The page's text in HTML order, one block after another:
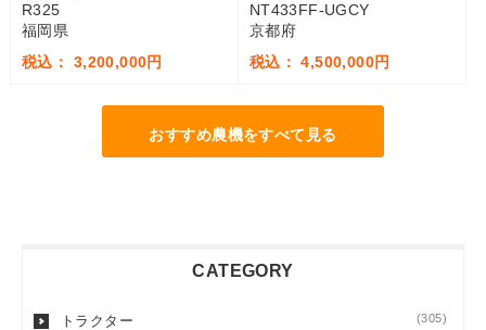
R325
福岡県
税込： 3,200,000円
NT433FF-UGCY
京都府
税込： 4,500,000円
おすすめ農機をすべて見る
CATEGORY
トラクター (305)